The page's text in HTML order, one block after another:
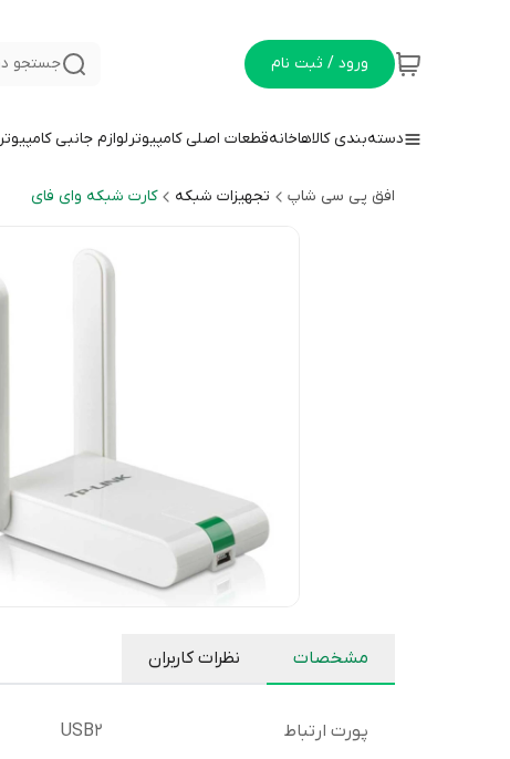
ورود / ثبت نام جستجو
دسته‌بندی کالاهاخانهقطعات اصلی کامپیوترلوازم جانبی کامپیوتر
افق پی سی شاپ تجهیزات شبکه کارت شبکه وای فای
مشخصات نظرات کاربران
پورت ارتباط USB2